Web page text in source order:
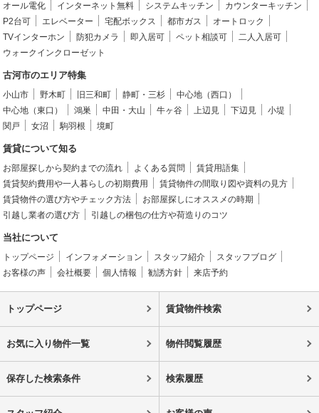
オール電化
インターネット無料 システムキッチン
カウンターキッチン
P2台可
エレベーター 宅配ボックス 都市ガス
オートロック
TVインターホン
防犯カメラ 即入居可 ペット相談可
二人入居可
ウォークインクローゼット
古河市のエリア特集
小山市 野木町 旧三和町 静町・三杉
中心地（西口）
中心地（東口）
鴻巣 中田・大山 牛ヶ谷 上辺見 下辺見
小堤
関戸
女沼 駒羽根 境町
賃貸について知る
お部屋探しから契約までの流れ よくある質問
賃貸用語集
賃貸契約費用や一人暮らしの初期費用
賃貸物件の間取り図や資料の見方
賃貸物件の選び方やチェック方法
お部屋探しにオススメの時期
引越し業者の選び方
引越しの梱包の仕方や荷造りのコツ
当社について
トップページ インフォメーション スタッフ紹介
スタッフブログ
お客様の声
会社概要 個人情報 勧誘方針 来店予約
トップページ 賃貸物件検索
お気に入り物件一覧 物件閲覧履歴
保存した検索条件 検索履歴